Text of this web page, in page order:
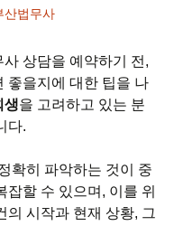
산법무사
상담을 예약하기 전,
좋을지에 대한 팁을 나
생을 고려하고 있는 분
다.
확히 파악하는 것이 중
잡할 수 있으며, 이를 위
의 시작과 현재 상황, 그